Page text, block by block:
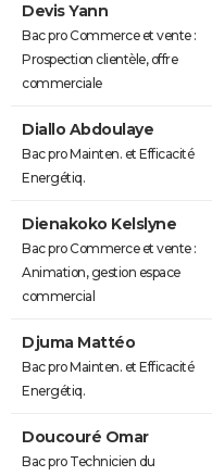
Devis Yann
Bac pro Commerce et vente :
Prospection clientèle, offre
commerciale
Diallo Abdoulaye
Bac pro Mainten. et Efficacité
Energétiq.
Dienakoko Kelslyne
Bac pro Commerce et vente :
Animation, gestion espace
commercial
Djuma Mattéo
Bac pro Mainten. et Efficacité
Energétiq.
Doucouré Omar
Bac pro Technicien du